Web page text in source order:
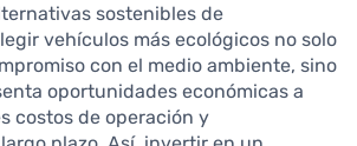
sostenibles de
vehículos más ecológicos no solo
con el medio ambiente, sino
oportunidades económicas a
costos de operación y